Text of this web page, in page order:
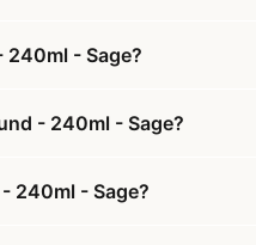
- Sage?
- 240ml - Sage?
240ml - Sage?